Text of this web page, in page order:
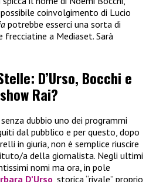
coinvolgimento di Lucio
potrebbe esserci una sorta di
frecciatine a Mediaset. Sarà
D’Urso, Bocchi e
Rai?
senza dubbio uno dei programmi
dal pubblico e per questo, dopo
in giuria, non è semplice riuscire
a della giornalista. Negli ultimi
nomi ma ora, in pole
D’Urso , storica “rivale” proprio